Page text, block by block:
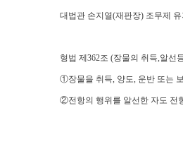
대법관 손지열(재판장) 조무제
형법 제362조 (장물의 취득,알선
①장물을 취득, 양도, 운반 또는
②전항의 행위를 알선한 자도 전